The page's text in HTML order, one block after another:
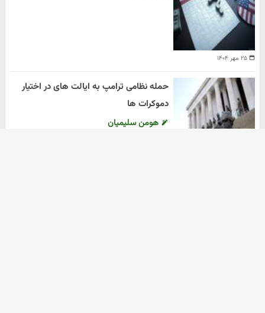
۲۵ مهر ۱۴۰۴
حمله نظامی ترامپ به ایالت های در اختیار
دموکرات ها
هومن سلیمیان